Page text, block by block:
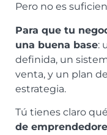
Pero no es
Para que tu
una buena base:
definida, un
venta, y un plan
estrategia.
Tú tienes claro
de